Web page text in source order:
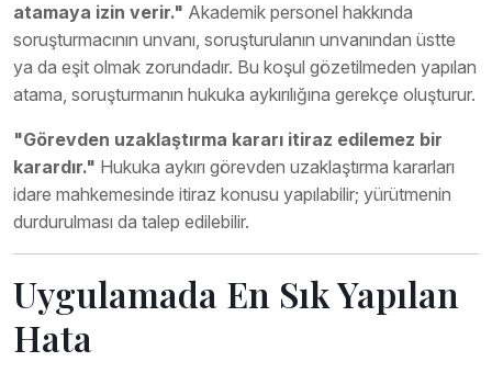
atamaya izin verir." Akademik personel hakkında
soruşturmacının unvanı, soruşturulanın unvanından üstte
ya da eşit olmak zorundadır. Bu koşul gözetilmeden yapılan
atama, soruşturmanın hukuka aykırılığına gerekçe oluşturur.
"Görevden uzaklaştırma kararı itiraz edilemez bir
karardır." Hukuka aykırı görevden uzaklaştırma kararları
idare mahkemesinde itiraz konusu yapılabilir; yürütmenin
durdurulması da talep edilebilir.
Uygulamada En Sık Yapılan
Hata